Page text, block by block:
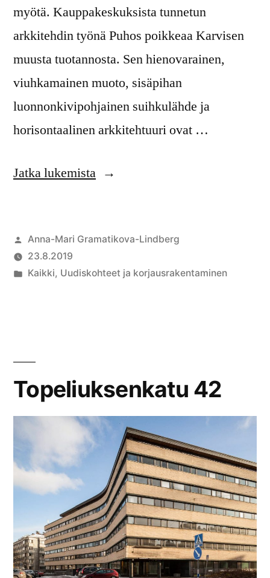
myötä. Kauppakeskuksista tunnetun
arkkitehdin työnä Puhos poikkeaa Karvisen
muusta tuotannosta. Sen hienovarainen,
viuhkamainen muoto, sisäpihan
luonnonkivipohjainen suihkulähde ja
horisontaalinen arkkitehtuuri ovat …
Jatka lukemista
Anna-Mari Gramatikova-Lindberg
23.8.2019
Kaikki, Uudiskohteet ja korjausrakentaminen
Topeliuksenkatu 42